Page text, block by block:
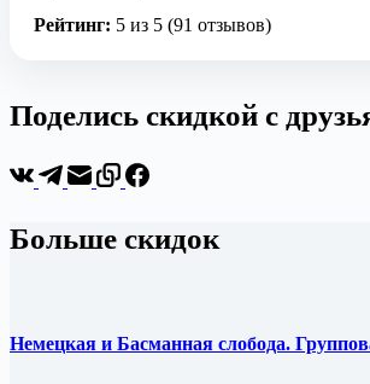
Рейтинг: 5 из 5 (91 отзывов)
Поделись скидкой с
Больше скидок
Немецкая и Басманная слобода.